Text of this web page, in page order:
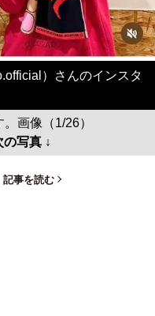
）さんのインスタ
画像（1/26）
写真 ↓
記事を読む